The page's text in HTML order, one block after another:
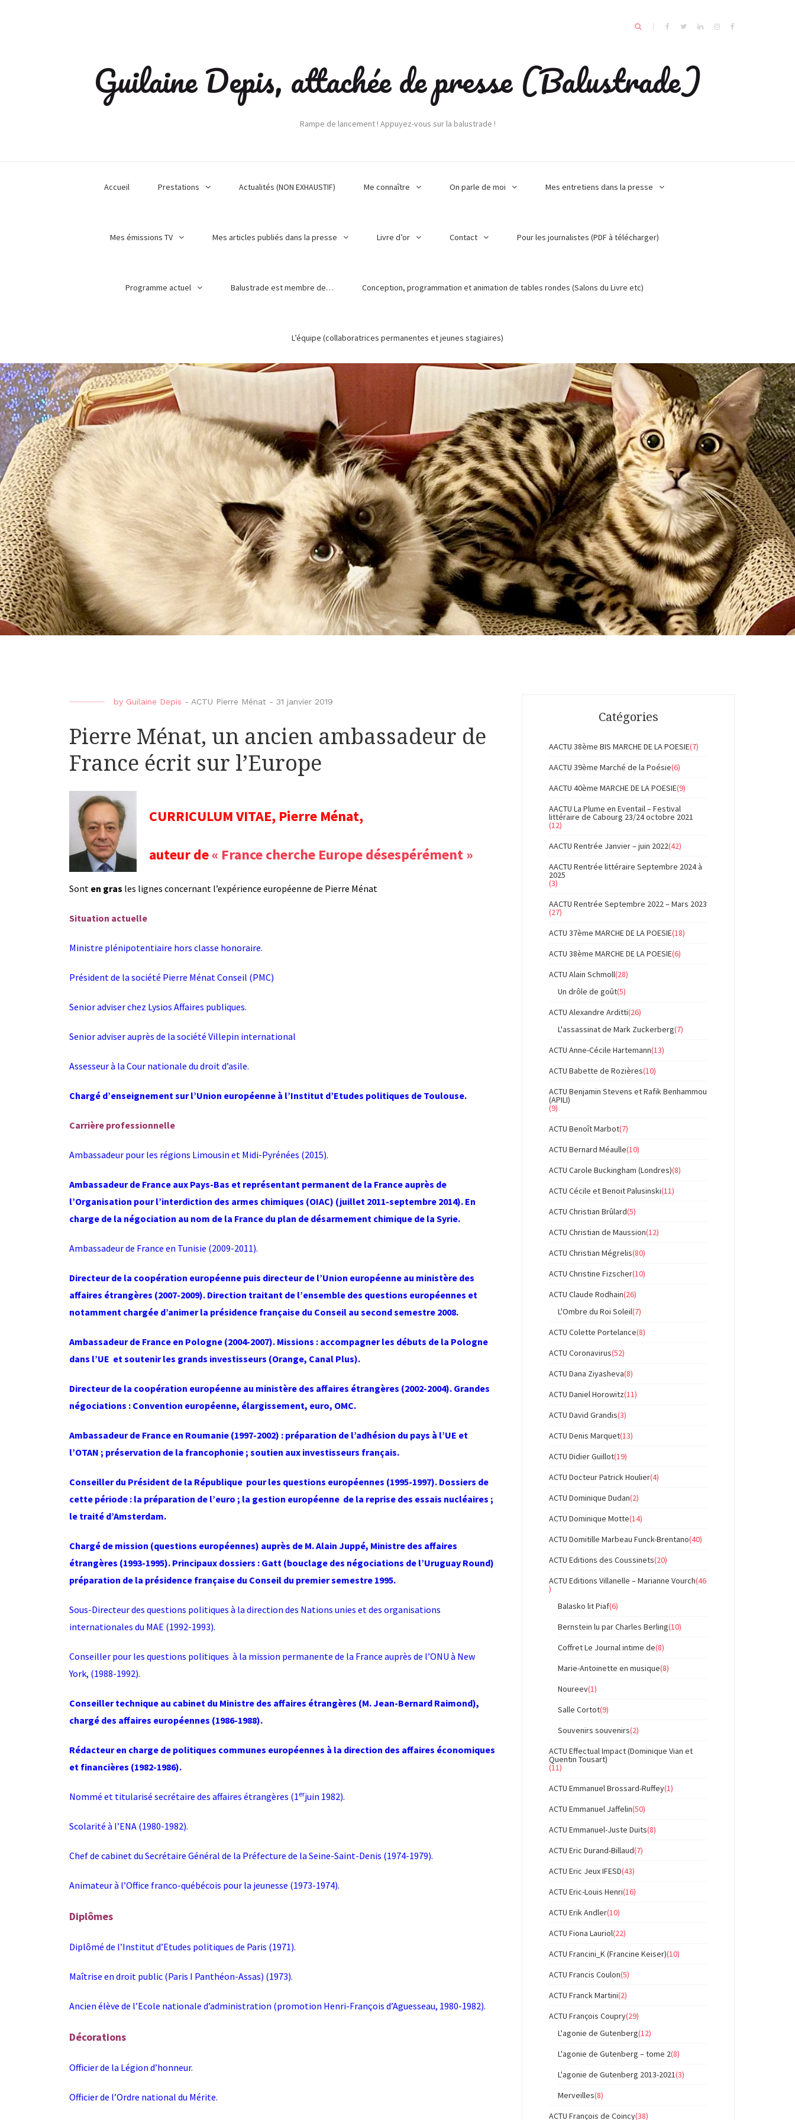
Guilaine Depis, attachée de presse (Balustrade)
Rampe de lancement ! Appuyez-vous sur la balustrade !
Accueil Prestations Actualités (NON EXHAUSTIF) Me connaître On parle de moi Mes entretiens dans la presse
Mes émissions TV Mes articles publiés dans la presse Livre d’or Contact Pour les journalistes (PDF à télécharger)
Programme actuel Balustrade est membre de… Conception, programmation et animation de tables rondes (Salons du Livre etc)
L’équipe (collaboratrices permanentes et jeunes stagiaires)
by Guilaine Depis - ACTU Pierre Ménat - 31 janvier 2019
Pierre Ménat, un ancien ambassadeur de
France écrit sur l’Europe
CURRICULUM VITAE, Pierre Ménat,
auteur de« France cherche Europe désespérément »
Sont en gras les lignes concernant l’expérience européenne de Pierre Ménat
Situation actuelle
Ministre plénipotentiaire hors classe honoraire.
Président de la société Pierre Ménat Conseil (PMC)
Senior adviser chez Lysios Affaires publiques.
Senior adviser auprès de la société Villepin international
Assesseur à la Cour nationale du droit d’asile.
Chargé d’enseignement sur l’Union européenne à l’Institut d’Etudes politiques de Toulouse.
Carrière professionnelle
Ambassadeur pour les régions Limousin et Midi-Pyrénées (2015).
Ambassadeur de France aux Pays-Bas et représentant permanent de la France auprès de
l’Organisation pour l’interdiction des armes chimiques (OIAC) (juillet 2011-septembre 2014). En
charge de la négociation au nom de la France du plan de désarmement chimique de la Syrie.
Ambassadeur de France en Tunisie (2009-2011).
Directeur de la coopération européenne puis directeur de l’Union européenne au ministère des
affaires étrangères (2007-2009). Direction traitant de l’ensemble des questions européennes et
notamment chargée d’animer la présidence française du Conseil au second semestre 2008.
Ambassadeur de France en Pologne (2004-2007). Missions : accompagner les débuts de la Pologne
dans l’UE et soutenir les grands investisseurs (Orange, Canal Plus).
Directeur de la coopération européenne au ministère des affaires étrangères (2002-2004). Grandes
négociations : Convention européenne, élargissement, euro, OMC.
Ambassadeur de France en Roumanie (1997-2002) : préparation de l’adhésion du pays à l’UE et
l’OTAN ; préservation de la francophonie ; soutien aux investisseurs français.
Conseiller du Président de la République pour les questions européennes (1995-1997). Dossiers de
cette période : la préparation de l’euro ; la gestion européenne de la reprise des essais nucléaires ;
le traité d’Amsterdam.
Chargé de mission (questions européennes) auprès de M. Alain Juppé, Ministre des affaires
étrangères (1993-1995). Principaux dossiers : Gatt (bouclage des négociations de l’Uruguay Round)
préparation de la présidence française du Conseil du premier semestre 1995.
Sous-Directeur des questions politiques à la direction des Nations unies et des organisations
internationales du MAE (1992-1993).
Conseiller pour les questions politiques à la mission permanente de la France auprès de l’ONU à New
York, (1988-1992).
Conseiller technique au cabinet du Ministre des affaires étrangères (M. Jean-Bernard Raimond),
chargé des affaires européennes (1986-1988).
Rédacteur en charge de politiques communes européennes à la direction des affaires économiques
et financières (1982-1986).
Nommé et titularisé secrétaire des affaires étrangères (1erjuin 1982).
Scolarité à l’ENA (1980-1982).
Chef de cabinet du Secrétaire Général de la Préfecture de la Seine-Saint-Denis (1974-1979).
Animateur à l’Office franco-québécois pour la jeunesse (1973-1974).
Diplômes
Diplômé de l’Institut d’Etudes politiques de Paris (1971).
Maîtrise en droit public (Paris I Panthéon-Assas) (1973).
Ancien élève de l’Ecole nationale d’administration (promotion Henri-François d’Aguesseau, 1980-1982).
Décorations
Officier de la Légion d’honneur.
Officier de l’Ordre national du Mérite.
Catégories
AACTU 38ème BIS MARCHE DE LA POESIE(7)
AACTU 39ème Marché de la Poésie(6)
AACTU 40ème MARCHE DE LA POESIE(9)
AACTU La Plume en Eventail – Festival
littéraire de Cabourg 23/24 octobre 2021
(12)
AACTU Rentrée Janvier – juin 2022(42)
AACTU Rentrée littéraire Septembre 2024 à
2025
(3)
AACTU Rentrée Septembre 2022 – Mars 2023
(27)
ACTU 37ème MARCHE DE LA POESIE(18)
ACTU 38ème MARCHE DE LA POESIE(6)
ACTU Alain Schmoll(28)
Un drôle de goût(5)
ACTU Alexandre Arditti(26)
L'assassinat de Mark Zuckerberg(7)
ACTU Anne-Cécile Hartemann(13)
ACTU Babette de Rozières(10)
ACTU Benjamin Stevens et Rafik Benhammou
(APILI)
(9)
ACTU Benoît Marbot(7)
ACTU Bernard Méaulle(10)
ACTU Carole Buckingham (Londres)(8)
ACTU Cécile et Benoit Palusinski(11)
ACTU Christian Brûlard(5)
ACTU Christian de Maussion(12)
ACTU Christian Mégrelis(80)
ACTU Christine Fizscher(10)
ACTU Claude Rodhain(26)
L'Ombre du Roi Soleil(7)
ACTU Colette Portelance(8)
ACTU Coronavirus(52)
ACTU Dana Ziyasheva(8)
ACTU Daniel Horowitz(11)
ACTU David Grandis(3)
ACTU Denis Marquet(13)
ACTU Didier Guillot(19)
ACTU Docteur Patrick Houlier(4)
ACTU Dominique Dudan(2)
ACTU Dominique Motte(14)
ACTU Domitille Marbeau Funck-Brentano(40)
ACTU Editions des Coussinets(20)
ACTU Editions Villanelle – Marianne Vourch(46
)
Balasko lit Piaf(6)
Bernstein lu par Charles Berling(10)
Coffret Le Journal intime de(8)
Marie-Antoinette en musique(8)
Noureev(1)
Salle Cortot(9)
Souvenirs souvenirs(2)
ACTU Effectual Impact (Dominique Vian et
Quentin Tousart)
(11)
ACTU Emmanuel Brossard-Ruffey(1)
ACTU Emmanuel Jaffelin(50)
ACTU Emmanuel-Juste Duits(8)
ACTU Eric Durand-Billaud(7)
ACTU Eric Jeux IFESD(43)
ACTU Eric-Louis Henri(16)
ACTU Erik Andler(10)
ACTU Fiona Lauriol(22)
ACTU Francini_K (Francine Keiser)(10)
ACTU Francis Coulon(5)
ACTU Franck Martini(2)
ACTU François Coupry(29)
L'agonie de Gutenberg(12)
L'agonie de Gutenberg – tome 2(8)
L'agonie de Gutenberg 2013-2021(3)
Merveilles(8)
ACTU François de Coincy(38)